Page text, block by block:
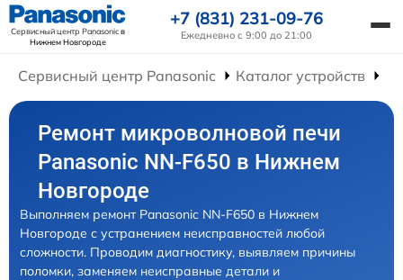
Сервисный центр Panasonicв
Нижнем Новгороде
+7 (831) 231-09-76
Ежедневно с 9:00 до 21:00
Сервисный центр Panasonic Каталог устройств
Ремонт микроволновой печи
Panasonic NN-F650 в Нижнем
Новгороде
Выполняем ремонт Panasonic NN-F650 в Нижнем
Новгороде с устранением неисправностей любой
сложности. Проводим диагностику, выявляем причины
поломки, заменяем неисправные детали и